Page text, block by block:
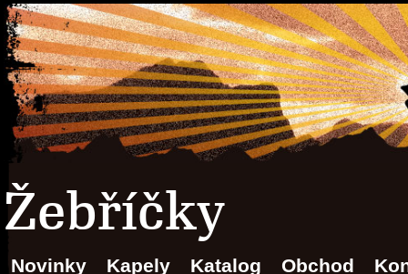
Žebříčky
Novinky Kapely Katalog Obchod